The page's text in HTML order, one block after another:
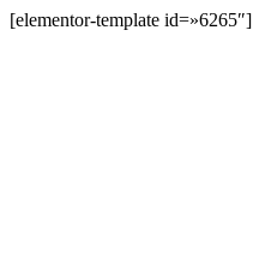
[elementor-template id=»6265″]